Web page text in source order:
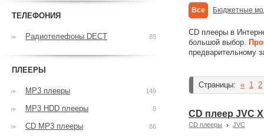
Все Бюджетные
CD плееры в
большой выбор.
предварительному
Страницы: « 1 2
CD плеер JVC
CD плееры JVC
ТЕЛЕФОНИЯ
Радиотелефоны DECT 85
ПЛЕЕРЫ
MP3 плееры 149
MP3 HDD плееры 8
CD MP3 плееры 86